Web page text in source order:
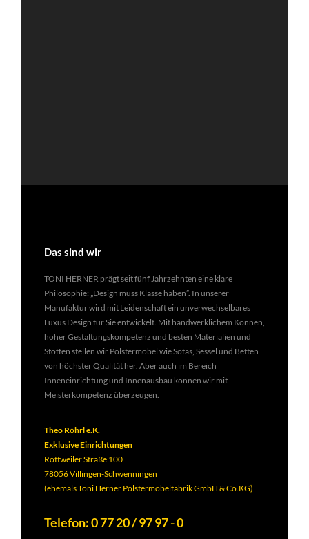
Das sind wir
TONI HERNER prägt seit fünf Jahrzehnten eine klare
Philosophie: „Design muss Klasse haben”. In unserer
Manufaktur wird mit Leidenschaft ein unverwechselbares
Luxus Design für Sie entwickelt. Mit handwerklichem Können,
hoher Gestaltungskompetenz und besten Materialien und
Stoffen stellen wir Polstermöbel wie Sofas, Sessel und Betten
von höchster Qualität her. Aber auch im Bereich
Inneneinrichtung und Innenausbau können wir mit
Meisterkompetenz überzeugen.
Theo Röhrl e.K.
Exklusive Einrichtungen
Rottweiler Straße 100
78056 Villingen-Schwenningen
(ehemals Toni Herner Polstermöbelfabrik GmbH & Co.KG)
Telefon: 0 77 20 / 97 97 - 0